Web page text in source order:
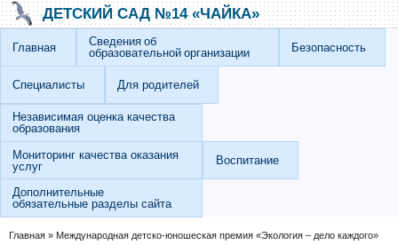
Перейти к основному содержанию
Skip to searchДЕТСКИЙ САД №14 «ЧАЙКА»
Главная
Сведения об
образовательной организации
Безопасность
Специалисты Для родителей
Независимая оценка качества
образования
Мониторинг качества оказания
услуг
Воспитание
Дополнительные
обязательные разделы сайта
Вы здесь
Главная » Международная детско-юношеская премия «Экология – дело каждого»